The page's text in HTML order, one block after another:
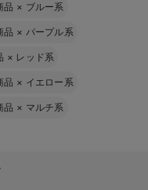
品 × ブルー系
品 × パープル系
× レッド系
品 × イエロー系
品 × マルチ系